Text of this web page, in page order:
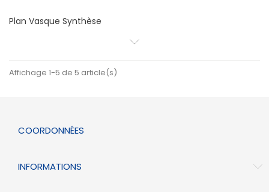
Plan Vasque Synthèse
Affichage 1-5 de 5 article(s)
COORDONNÉES
INFORMATIONS